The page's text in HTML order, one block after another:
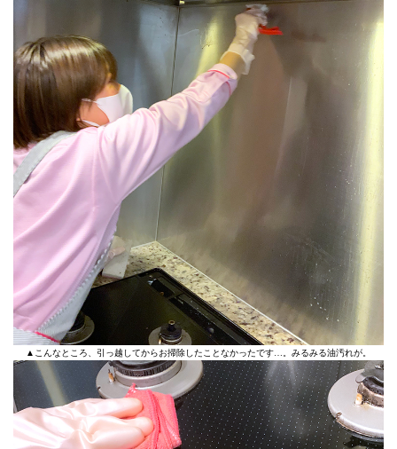
▲こんなところ、引っ越してからお掃除したことなかったです…。みるみる油汚れが。